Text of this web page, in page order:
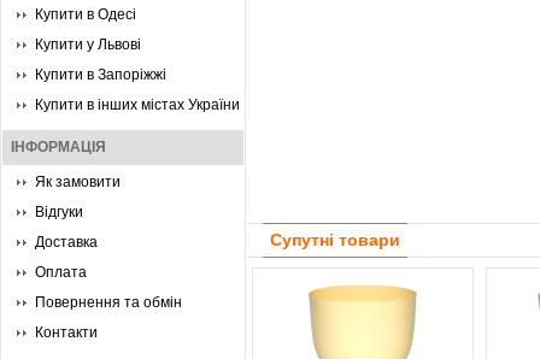
Купити в Одесі
Купити у Львові
Купити в Запоріжжі
Купити в інших містах України
ІНФОРМАЦІЯ
Як замовити
Відгуки
Доставка
Оплата
Повернення та обмін
Контакти
Супутні товари